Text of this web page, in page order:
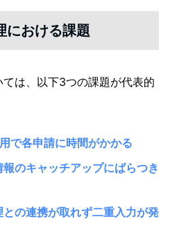
における課題
は、以下3つの課題が代表的
で各申請に時間がかかる
のキャッチアップにばらつき
の連携が取れず二重入力が発